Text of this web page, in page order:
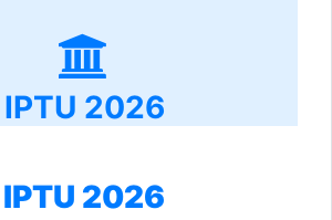
IPTU 2026
IPTU 2026